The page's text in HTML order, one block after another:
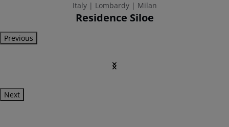
Italy | Lombardy | Milan
Residence Siloe
Previous
Next